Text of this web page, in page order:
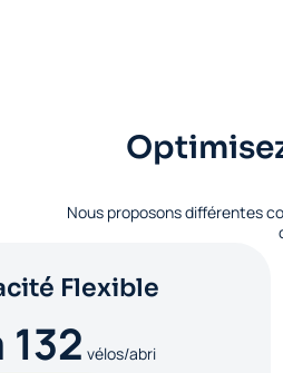
Nous proposons différentes
Flexible
132 vélos/abri